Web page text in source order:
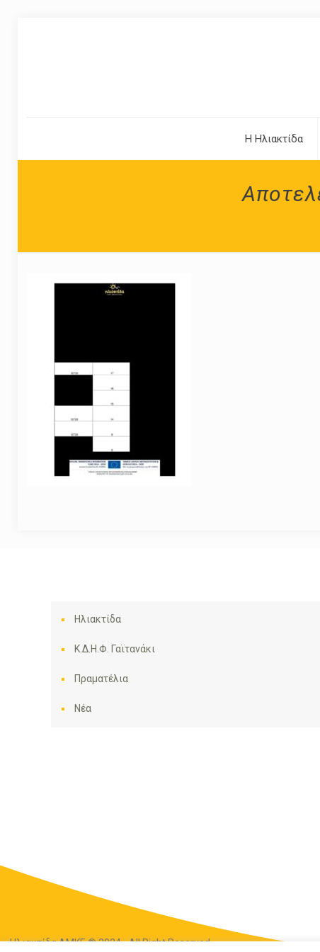
Η Ηλιακτίδα
Ηλιακτίδα
Κ.Δ.Η.Φ. Γαϊτανάκι
Πραματέλια
Νέα
Ηλιακτίδα ΑΜΚΕ © 2024 - All Right Reserved